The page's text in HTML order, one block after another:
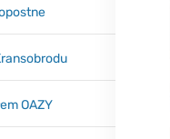
OAZY